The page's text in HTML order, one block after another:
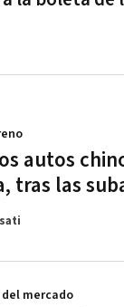
autos
tras las
del mercado